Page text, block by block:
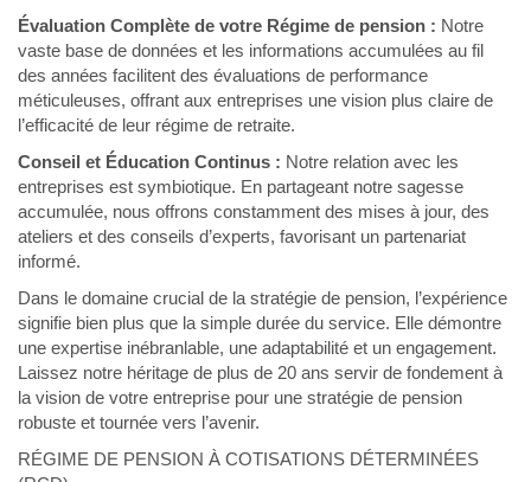
Évaluation Complète de votre Régime de pension : Notre
vaste base de données et les informations accumulées au fil
des années facilitent des évaluations de performance
méticuleuses, offrant aux entreprises une vision plus claire de
l’efficacité de leur régime de retraite.
Conseil et Éducation Continus : Notre relation avec les
entreprises est symbiotique. En partageant notre sagesse
accumulée, nous offrons constamment des mises à jour, des
ateliers et des conseils d’experts, favorisant un partenariat
informé.
Dans le domaine crucial de la stratégie de pension, l’expérience
signifie bien plus que la simple durée du service. Elle démontre
une expertise inébranlable, une adaptabilité et un engagement.
Laissez notre héritage de plus de 20 ans servir de fondement à
la vision de votre entreprise pour une stratégie de pension
robuste et tournée vers l’avenir.
RÉGIME DE PENSION À COTISATIONS DÉTERMINÉES